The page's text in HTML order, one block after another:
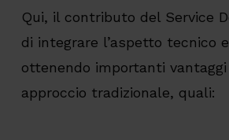
Qui, il contributo del Service
di integrare l’aspetto tecnico
ottenendo importanti
approccio tradizionale, quali: